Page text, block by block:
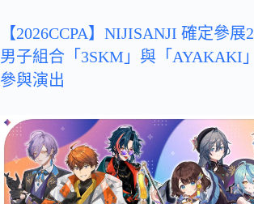
【2026CCPA】NIJISANJI 確定參展
男子組合「3SKM」與「AYAKAKI
參與演出